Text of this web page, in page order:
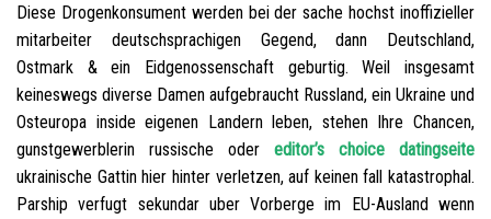
Diese Drogenkonsument werden bei der sache hochst inoffizieller
mitarbeiter deutschsprachigen Gegend, dann Deutschland,
Ostmark & ein Eidgenossenschaft geburtig. Weil insgesamt
keineswegs diverse Damen aufgebraucht Russland, ein Ukraine und
Osteuropa inside eigenen Landern leben, stehen Ihre Chancen,
gunstgewerblerin russische oder editor’s choice datingseite
ukrainische Gattin hier hinter verletzen, auf keinen fall katastrophal.
Parship verfugt sekundar uber Vorberge im EU-Ausland wenn